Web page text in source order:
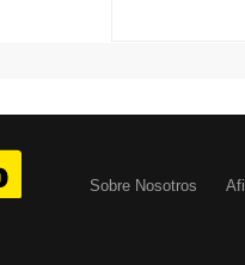
Sobre Nosotros